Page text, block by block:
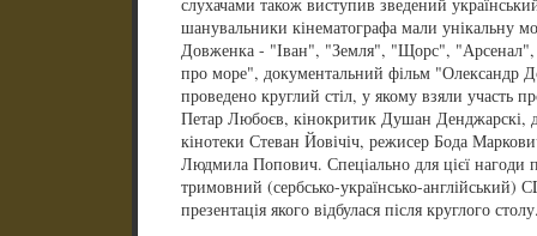
слухачами також виступив зведений
шанувальники кінематографа мали унікальну
Довженка - "Іван", "Земля", "Щорс", "Арсенал",
про море", документальний фільм "Олександр
проведено круглий стіл, у якому взяли участь
Петар Любоєв, кінокритик Душан Денджарскі,
кінотеки Стеван Йовічіч, режисер Бода
Людмила Попович. Спеціально для цієї нагоди
тримовний (сербсько-українсько-
презентація якого відбулася після круглого